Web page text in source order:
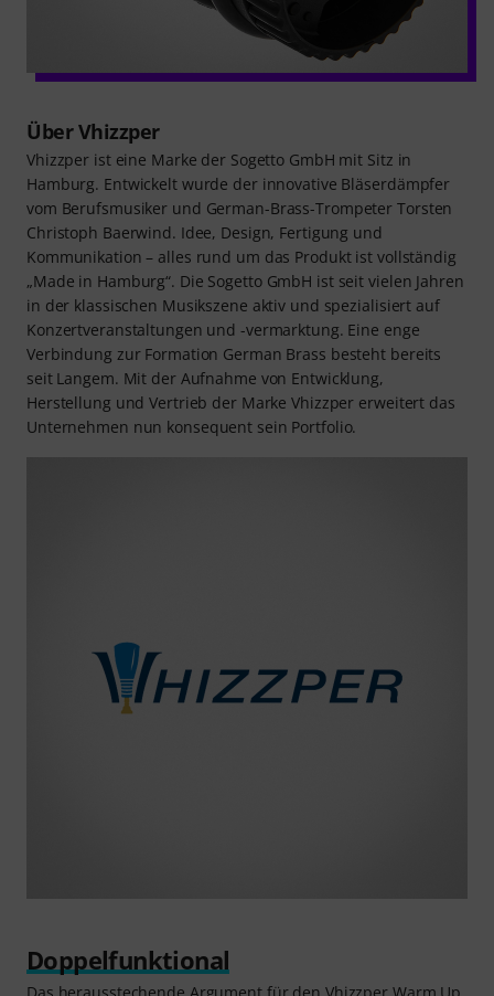
Über Vhizzper
Vhizzper ist eine Marke der Sogetto GmbH mit Sitz in
Hamburg. Entwickelt wurde der innovative Bläserdämpfer
vom Berufsmusiker und German-Brass-Trompeter Torsten
Christoph Baerwind. Idee, Design, Fertigung und
Kommunikation – alles rund um das Produkt ist vollständig
„Made in Hamburg“. Die Sogetto GmbH ist seit vielen Jahren
in der klassischen Musikszene aktiv und spezialisiert auf
Konzertveranstaltungen und -vermarktung. Eine enge
Verbindung zur Formation German Brass besteht bereits
seit Langem. Mit der Aufnahme von Entwicklung,
Herstellung und Vertrieb der Marke Vhizzper erweitert das
Unternehmen nun konsequent sein Portfolio.
Doppelfunktional